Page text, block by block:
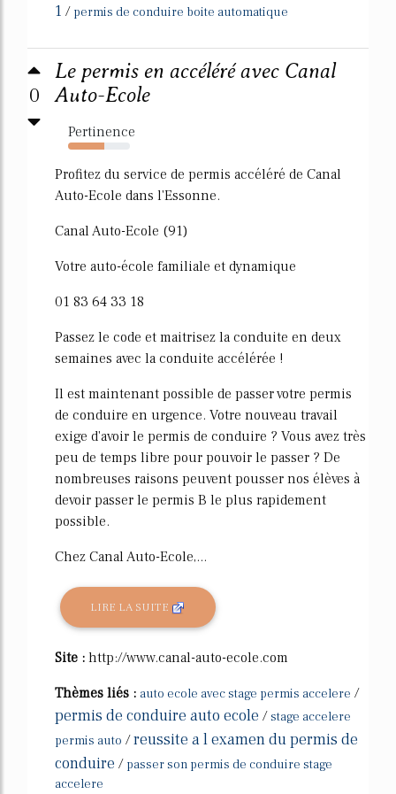
1 / permis de conduire boite automatique
0
Le permis en accéléré avec Canal
Auto-Ecole
Pertinence
58%
Profitez du service de permis accéléré de Canal
Auto-Ecole dans l'Essonne.
Canal Auto-Ecole (91)
Votre auto-école familiale et dynamique
01 83 64 33 18
Passez le code et maitrisez la conduite en deux
semaines avec la conduite accélérée !
Il est maintenant possible de passer votre permis
de conduire en urgence. Votre nouveau travail
exige d'avoir le permis de conduire ? Vous avez très
peu de temps libre pour pouvoir le passer ? De
nombreuses raisons peuvent pousser nos élèves à
devoir passer le permis B le plus rapidement
possible.
Chez Canal Auto-Ecole,...
LIRE LA SUITE
Site : http://www.canal-auto-ecole.com
Thèmes liés : auto ecole avec stage permis accelere /
permis de conduire auto ecole /stage accelere
permis auto /reussite a l examen du permis de
conduire / passer son permis de conduire stage
accelere